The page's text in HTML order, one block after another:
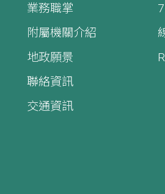
業務職掌
附屬機關介紹
地政願景
聯絡資訊
交通資訊